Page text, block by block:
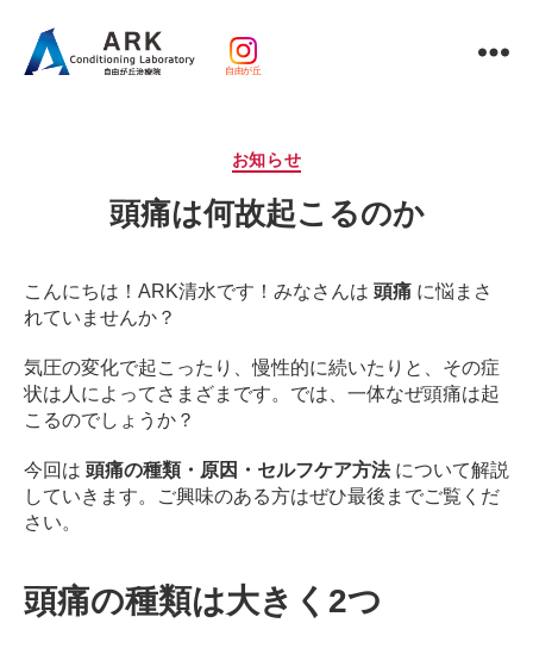
ニ
ン
ｘ
整
体・
灸・
マ
ッ
ー
ジ
自由が丘
カ
ゴ
リ
お知らせ
頭痛は何故起こるのか
こんにちは！ARK清水です！ みなさんは 頭痛 に悩まさ
れていませんか？
気圧の変化で起こったり、慢性的に続いたりと、その症
状は人によってさまざまです。 では、一体なぜ頭痛は起
こるのでしょうか？
今回は 頭痛の種類・原因・セルフケア方法について解説
していきます。
ご興味のある方はぜひ最後までご覧くだ
さい。
頭痛の種類は大きく2つ